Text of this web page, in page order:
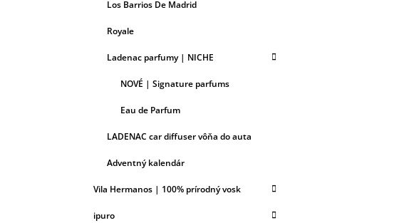
Los Barrios De Madrid
Royale
Ladenac parfumy | NICHE
NOVÉ | Signature parfums
Eau de Parfum
LADENAC car diffuser vôňa do auta
Adventný kalendár
Vila Hermanos | 100% prírodný vosk
ipuro